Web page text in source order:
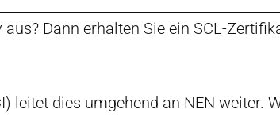
Dann erhalten Sie ein SCL-
leitet dies umgehend an NEN